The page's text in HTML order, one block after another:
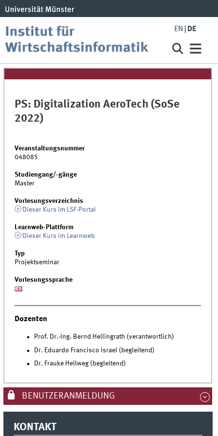
EN DE
PS: Digitalization AeroTech (SoSe
2022)
Veranstaltungsnummer
048085
Studiengang/-gänge
Master
Vorlesungsverzeichnis
Dieser Kurs im LSF-Portal
Learnweb-Plattform
Dieser Kurs im Learnweb
Typ
Projektseminar
Vorlesungssprache
Dozenten
Prof. Dr.-Ing. Bernd Hellingrath (verantwortlich)
Dr. Eduardo Francisco Israel (begleitend)
Dr. Frauke Hellweg (begleitend)
BENUTZERANMELDUNG
KONTAKT